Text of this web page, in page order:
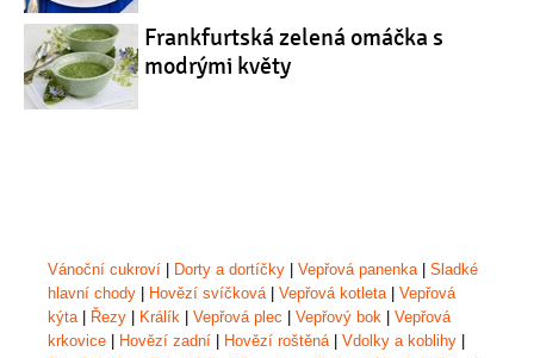
Frankfurtská zelená omáčka s
modrými květy
Vánoční cukroví Dorty a dortíčky Vepřová panenka| Sladké
hlavní chody
Hovězí svíčková| Vepřová kotleta| Vepřová
kýta| Řezy Králík Vepřová plec Vepřový bok
Vepřová
krkovice
Hovězí zadní Hovězí roštěná| Vdolky a koblihy